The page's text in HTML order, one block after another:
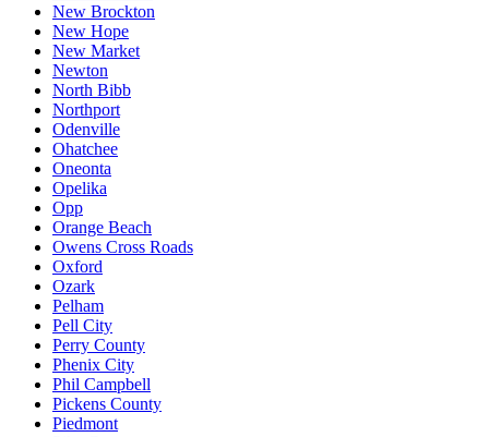
New Brockton
New Hope
New Market
Newton
North Bibb
Northport
Odenville
Ohatchee
Oneonta
Opelika
Opp
Orange Beach
Owens Cross Roads
Oxford
Ozark
Pelham
Pell City
Perry County
Phenix City
Phil Campbell
Pickens County
Piedmont